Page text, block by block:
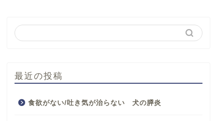
最近の投稿
食欲がない/吐き気が治らない 犬の膵炎